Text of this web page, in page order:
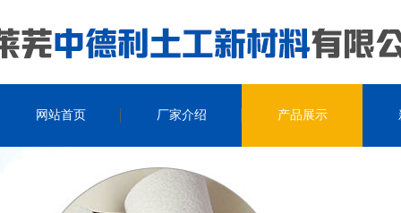
网站首页 厂家介绍 产品展示